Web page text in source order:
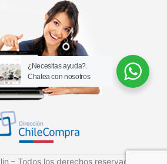
– Todos los derechos reservados
¿Necesitas ayuda?.
Chatea con nosotros